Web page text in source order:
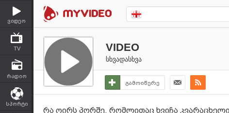
ვიდეო
TV
რადიო
სპორტი
VIDEO
სხვადასხვა
გამოიწერე
რა ღირს პორშე, რომლითაც ხვიჩა